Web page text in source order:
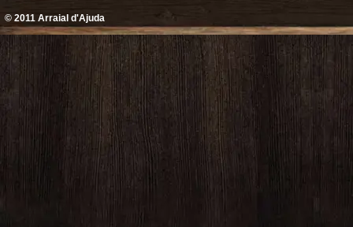
© 2011 Arraial d'Ajuda